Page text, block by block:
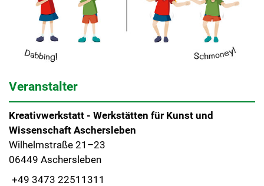
Veranstalter
Kreativwerkstatt - Werkstätten für Kunst und
Wissenschaft Aschersleben
Wilhelmstraße 21–23
06449 Aschersleben
+49 3473 22511311